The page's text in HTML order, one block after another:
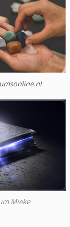
Mieke